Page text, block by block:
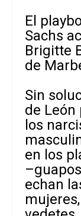
El
Sachs
Brigitte
de
Sin
de León
los
en los
echan